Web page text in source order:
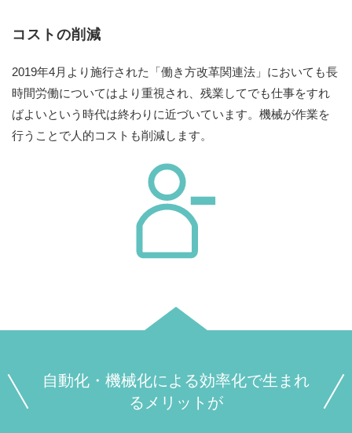
コストの削減
2019年4月より施行された「働き方改革関連法」においても長
時間労働についてはより重視され、残業してでも仕事をすれ
ばよいという時代は終わりに近づいています。機械が作業を
行うことで人的コストも削減します。
自動化・機械化による効率化で生まれ
るメリットが